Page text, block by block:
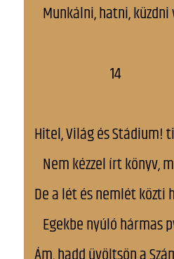
Munkálni, hatni,
14
Hitel, Világ és Stádium!
Nem kézzel írt könyv,
De a lét és nemlét közti
Egekbe nyúló hármas